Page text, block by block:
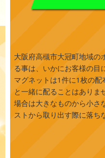
大阪府高槻市大冠町地域の
る事は、いかにお客様の目
マグネットは1件に1枚の
と一緒に配ることはありま
場合は大きなものから小さ
ストから取り出す際に落ち